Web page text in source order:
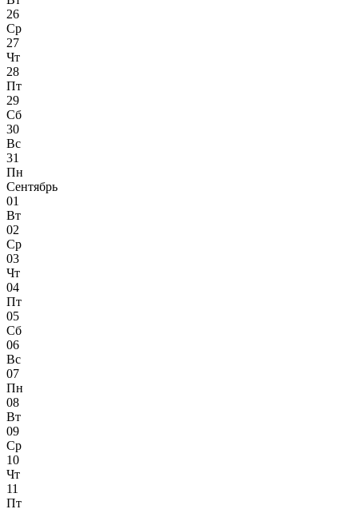
26
Ср
27
Чт
28
Пт
29
Сб
30
Вс
31
Пн
Сентябрь
01
Вт
02
Ср
03
Чт
04
Пт
05
Сб
06
Вс
07
Пн
08
Вт
09
Ср
10
Чт
11
Пт